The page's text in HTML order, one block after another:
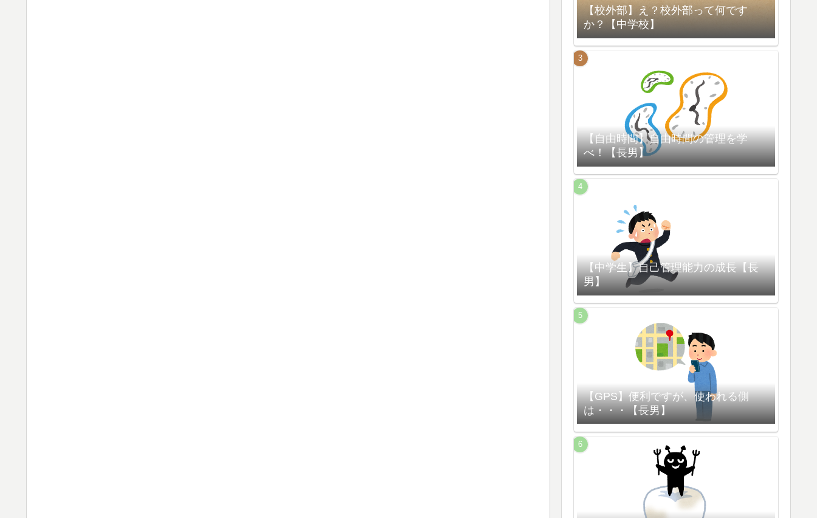
【校外部】え？校外部って何です
か？【中学校】
【自由時間】自由時間の管理を学
べ！【長男】
【中学生】自己管理能力の成長【長
男】
【GPS】便利ですが、使われる側
は・・・【長男】